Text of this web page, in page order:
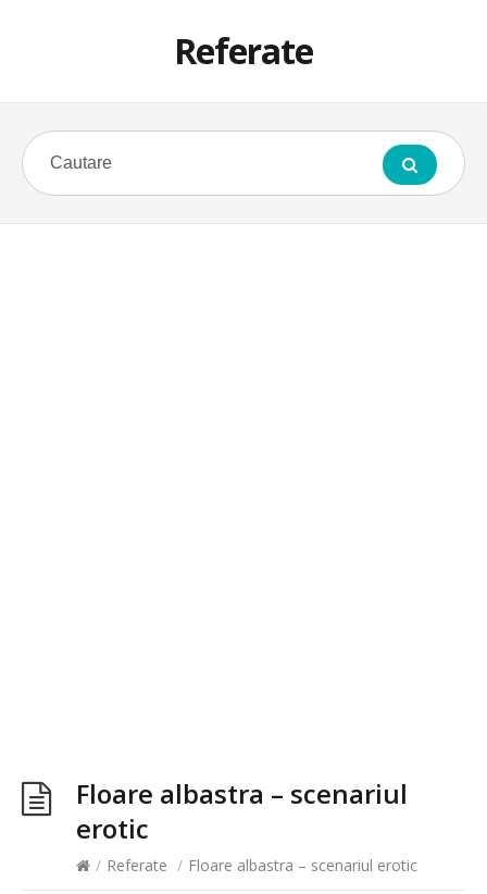
Referate
Floare albastra – scenariul
erotic
/ Referate / Floare albastra – scenariul erotic